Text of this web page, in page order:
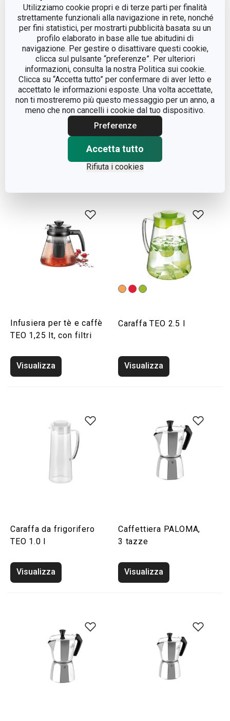
Utilizziamo cookie propri e di terze parti per finalità
strettamente funzionali alla navigazione in rete, nonché
per fini statistici, per mostrarti pubblicità basata su un
profilo elaborato in base alle tue abitudini di
navigazione. Per gestire o disattivare questi cookie,
clicca sul pulsante “preferenze”. Per ulteriori
informazioni, consulta la nostra Politica sui cookie.
Clicca su “Accetta tutto” per confermare di aver letto e
accettato le informazioni esposte. Una volta accettate,
non ti mostreremo più questo messaggio per un anno, a
meno che non cancelli i cookie dal tuo dispositivo.
Preferenze
Accetta tutto
Rifiuta i cookies
Caffettiera PALOMA,
Infusiera per tè e caffè
TEO 0,6 lt
Visualizza
Infusiera per tè e caffè
TEO 1,25 lt, con filtri
Visualizza
Caraffa TEO 2.5 l
Visualizza
Caraffa da frigorifero
TEO 1.0 l
Visualizza
Caffettiera PALOMA,
3 tazze
Visualizza